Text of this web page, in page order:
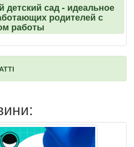
детский сад - идеальное
родителей с
работы